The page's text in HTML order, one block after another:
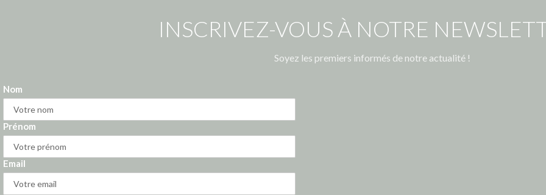
INSCRIVEZ-VOUS À NOTRE
Soyez les premiers informés de notre actualité !
Nom
Prénom
Email